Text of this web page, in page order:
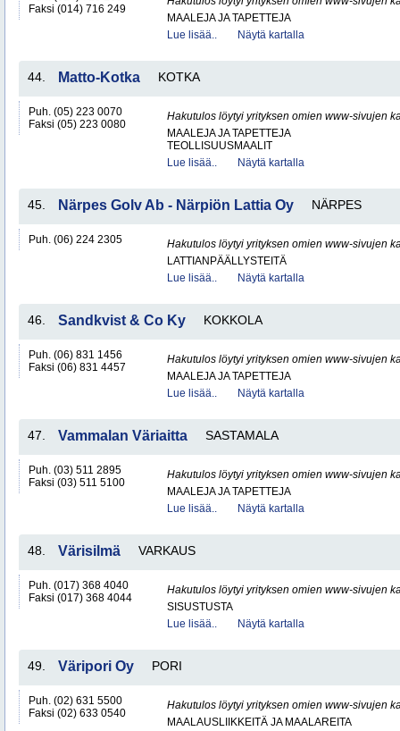
Faksi (014) 716 249
MAALEJA JA TAPETTEJA
Lue lisää..
Näytä kartalla
44. Matto-Kotka KOTKA
Puh. (05) 223 0070
Faksi (05) 223 0080
Hakutulos löytyi yrityksen omien www-sivujen
MAALEJA JA TAPETTEJA
TEOLLISUUSMAALIT
Lue lisää..
Näytä kartalla
45. Närpes Golv Ab - Närpiön Lattia Oy NÄRPES
Puh. (06) 224 2305
Hakutulos löytyi yrityksen omien www-sivujen
LATTIANPÄÄLLYSTEITÄ
Lue lisää..
Näytä kartalla
46. Sandkvist & Co Ky KOKKOLA
Puh. (06) 831 1456
Faksi (06) 831 4457
Hakutulos löytyi yrityksen omien www-sivujen
MAALEJA JA TAPETTEJA
Lue lisää..
Näytä kartalla
47. Vammalan Väriaitta SASTAMALA
Puh. (03) 511 2895
Faksi (03) 511 5100
Hakutulos löytyi yrityksen omien www-sivujen
MAALEJA JA TAPETTEJA
Lue lisää..
Näytä kartalla
48. Värisilmä VARKAUS
Puh. (017) 368 4040
Faksi (017) 368 4044
Hakutulos löytyi yrityksen omien www-sivujen
SISUSTUSTA
Lue lisää..
Näytä kartalla
49. Väripori Oy PORI
Puh. (02) 631 5500
Faksi (02) 633 0540
Hakutulos löytyi yrityksen omien www-sivujen
MAALAUSLIIKKEITÄ JA MAALAREITA